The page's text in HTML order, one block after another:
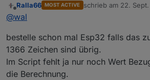
musst aber den Skriptspeicher im
Offline
Ralla66 MOST ACTIVE schrieb am 22.
zuletzt editiert von
@wal
bestelle schon mal Esp32 falls das
1366 Zeichen sind übrig.
Im Script fehlt ja nur noch Wert
die Berechnung.